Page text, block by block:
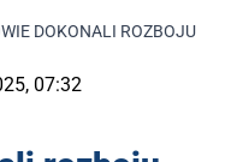
DOKONALI ROZBOJU
07:32